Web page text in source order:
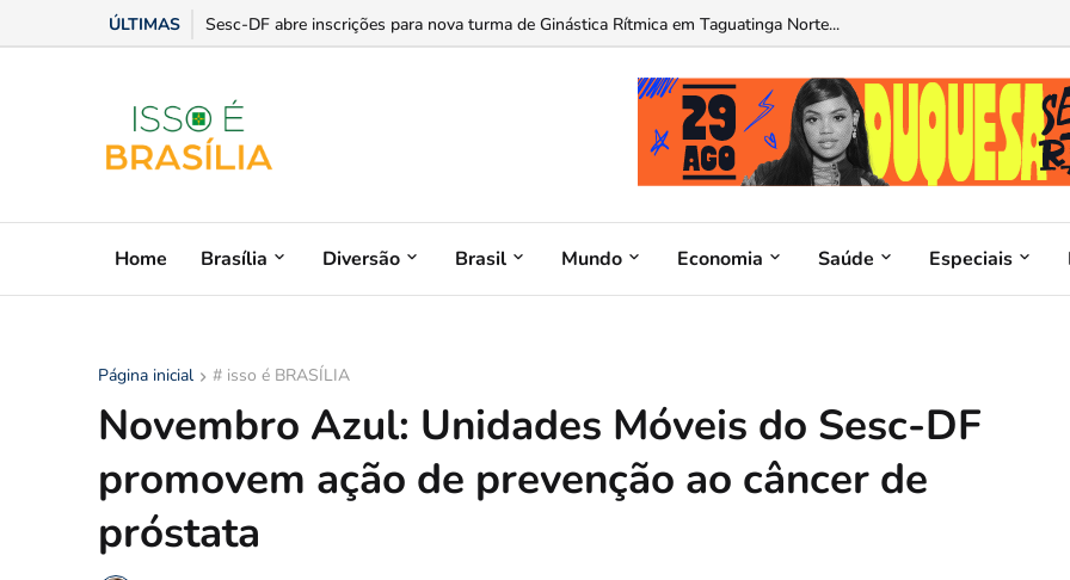
ÚLTIMAS Sesc-DF abre inscrições para nova turma de Ginástica Rítmica em Taguatinga Norte...
Home Brasília Diversão Brasil Mundo Economia Saúde Especiais
Página inicial # isso é BRASÍLIA
Novembro Azul: Unidades Móveis do Sesc-DF
promovem ação de prevenção ao câncer de
próstata